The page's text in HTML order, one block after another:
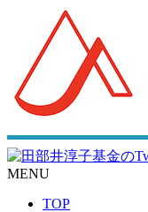
MENU
TOP